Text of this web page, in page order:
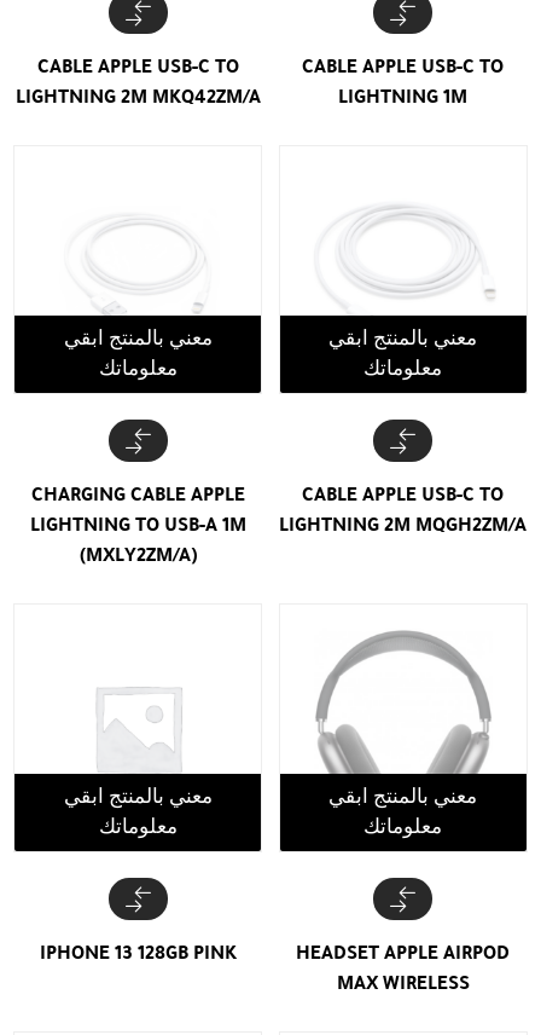
CABLE APPLE USB-C TO
LIGHTNING 1M
CABLE APPLE USB-C TO
LIGHTNING 2M MKQ42ZM/A
معني بالمنتج ابقي
معلوماتك
CABLE APPLE USB-C TO
LIGHTNING 2M MQGH2ZM/A
معني بالمنتج ابقي
معلوماتك
CHARGING CABLE APPLE
LIGHTNING TO USB-A 1M
(MXLY2ZM/A)
معني بالمنتج ابقي
معلوماتك
HEADSET APPLE AIRPOD
MAX WIRELESS
معني بالمنتج ابقي
معلوماتك
IPHONE 13 128GB PINK